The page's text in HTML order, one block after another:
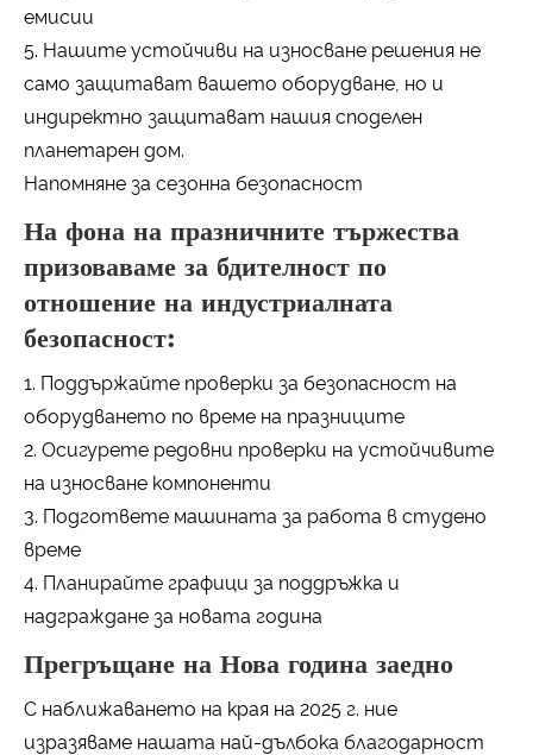
емисии
5. Нашите устойчиви на износване решения не
само защитават вашето оборудване, но и
индиректно защитават нашия споделен
планетарен дом.
Напомняне за сезонна безопасност
На фона на празничните тържества
призоваваме за бдителност по
отношение на индустриалната
безопасност:
1. Поддържайте проверки за безопасност на
оборудването по време на празниците
2. Осигурете редовни проверки на устойчивите
на износване компоненти
3. Подгответе машината за работа в студено
време
4. Планирайте графици за поддръжка и
надграждане за новата година
Прегръщане на Нова година заедно
С наближаването на края на 2025 г. ние
изразяваме нашата най-дълбока благодарност